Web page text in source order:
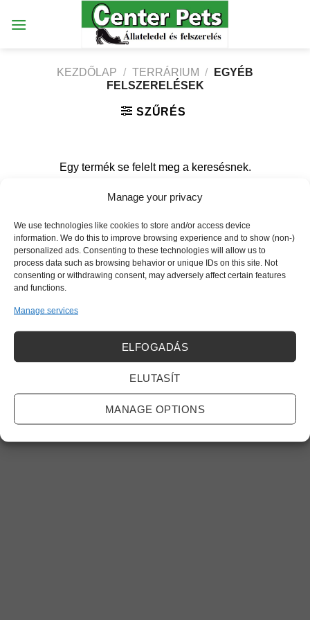
Manage your privacy
We use technologies like cookies to store and/or access device
information. We do this to improve browsing experience and to show (non-)
personalized ads. Consenting to these technologies will allow us to
process data such as browsing behavior or unique IDs on this site. Not
consenting or withdrawing consent, may adversely affect certain features
and functions.
Manage services
ELFOGADÁS
ELUTASÍT
MANAGE OPTIONS
KEZDŐLAP / TERRÁRIUM /
EGYÉB
FELSZERELÉSEK
SZŰRÉS
Egy termék se felelt meg a keresésnek.
Weboldalt készítette:
[elfsight_facebook_chat id="1"]
ÉRTÉKESÍTÉSI TERÜLETEINK
Minden jog fenntartva! 2026 ©